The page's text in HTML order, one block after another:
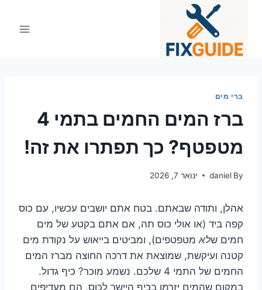
ברי מים
ברז המים החמים בתמי 4
מטפטף? כך תפתרו את זה!
By
daniel ינואר 7, 2026
אהלן, ותודה שבאתם. בטח אתם יושבים עכשיו, עם כוס
קפה ביד (או אולי כוס תה, אם אתם בקטע של מים
חמים שלא מטפטפים), ומביטים בייאוש על נקודת מים
קטנה ועיקשת, שמוצאת את דרכה החוצה מברז המים
החמים של התמי 4 שלכם. נשמע מוכר? כיף גדול.
במקום שהמים יזרמו בכיף היישר לכוס, הם מעדיפים